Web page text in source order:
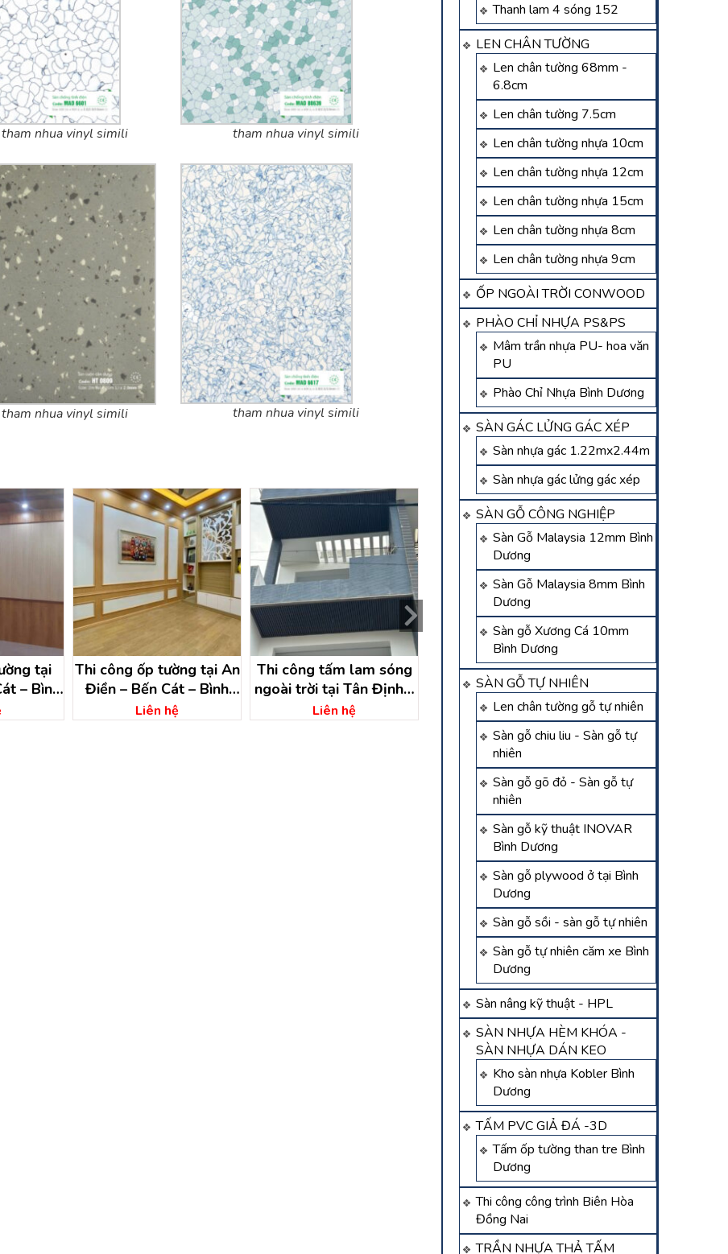
Thanh lam 4 sóng 152
LEN CHÂN TƯỜNG
Len chân tường 68mm -
6.8cm
Len chân tường 7.5cm
Len chân tường nhựa 10cm
Len chân tường nhựa 12cm
Len chân tường nhựa 15cm
Len chân tường nhựa 8cm
Len chân tường nhựa 9cm
ỐP NGOÀI TRỜI CONWOOD
PHÀO CHỈ NHỰA PS&PS
Mâm trần nhựa PU- hoa văn
PU
Phào Chỉ Nhựa Bình Dương
SÀN GÁC LỬNG GÁC XÉP
Sàn nhựa gác 1.22mx2.44m
Sàn nhựa gác lửng gác xép
SÀN GỖ CÔNG NGHIỆP
Sàn Gỗ Malaysia 12mm Bình
Dương
Sàn Gỗ Malaysia 8mm Bình
Dương
Sàn gỗ Xương Cá 10mm
Bình Dương
SÀN GỖ TỰ NHIÊN
Len chân tường gỗ tự nhiên
Sàn gỗ chiu liu - Sàn gỗ tự
nhiên
Sàn gỗ gõ đỏ - Sàn gỗ tự
nhiên
Sàn gỗ kỹ thuật INOVAR
Bình Dương
Sàn gỗ plywood ở tại Bình
Dương
Sàn gỗ sồi - sàn gỗ tự nhiên
Sàn gỗ tự nhiên căm xe Bình
Dương
Sàn nâng kỹ thuật - HPL
SÀN NHỰA HÈM KHÓA -
SÀN NHỰA DÁN KEO
Kho sàn nhựa Kobler Bình
Dương
TẤM PVC GIẢ ĐÁ -3D
Tấm ốp tường than tre Bình
Dương
Thi công công trình Biên Hòa
Đồng Nai
TRẦN NHỰA THẢ TẤM
tham nhua vinyl simili tham nhua vinyl simili
tham nhua vinyl simili tham nhua vinyl simili
tại
– Bình
Thi công ốp tường tại An
Điền – Bến Cát – Bình
Dương
Liên hệ
Thi công tấm lam sóng
ngoài trời tại Tân Định –
Bến Cát – Bình Dương
Liên hệ
Thi công trần nhựa ở tại
Bến Cát – nhựa ốp tường
bến cát bình dương
Liên hệ
Thi công sàn
trời tại Tân Định
Cát – Bình